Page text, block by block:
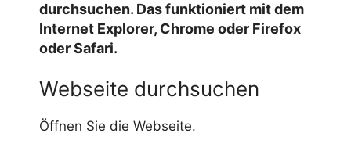
durchsuchen. Das funktioniert mit dem
Internet Explorer, Chrome oder Firefox
oder Safari.
Webseite durchsuchen
Öffnen Sie die Webseite.